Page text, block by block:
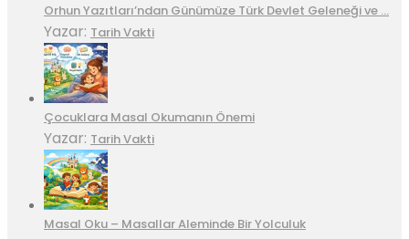
Orhun Yazıtları’ndan Günümüze Türk Devlet Geleneği ve …
Yazar: Tarih Vakti
Çocuklara Masal Okumanın Önemi
Yazar: Tarih Vakti
Masal Oku – Masallar Aleminde Bir Yolculuk